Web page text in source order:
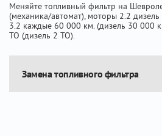
Меняйте топливный фильтр на
(механика/автомат), моторы 2.2
3.2 каждые 60 000 км. (дизель 30 000
ТО (дизель 2 ТО).
Замена топливного фильтра